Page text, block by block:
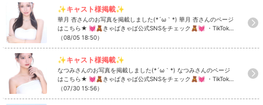
✨キャスト様掲載✨
華月 杏さんのお写真を掲載しました(*´ω｀*) 華月 杏さんのページ
はこちら★ 💓🧸きゃばきゃば公式SNSをチェック🧸💓 ・TikTok
・Instagram ・Twitter ・YouTube
（08/05 18:50）
✨キャスト様掲載✨
なつみさんのお写真を掲載しました(*´ω｀*) なつみさんのページ
はこちら★ 💓🧸きゃばきゃば公式SNSをチェック🧸💓 ・TikTok
・Instagram ・Twitter ・YouTube
（07/30 15:56）